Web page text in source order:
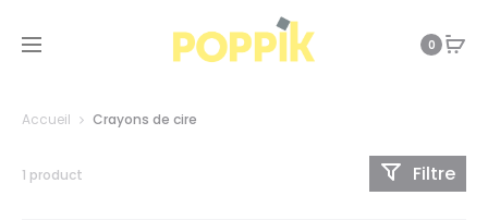
0
Accueil Crayons de cire
1 product Filtre